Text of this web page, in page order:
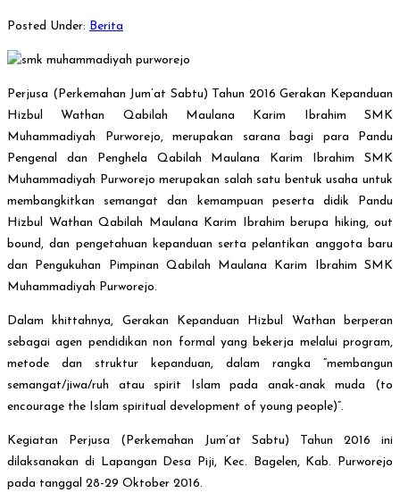
Posted Under: Berita
Perjusa (Perkemahan Jum’at Sabtu) Tahun 2016 Gerakan Kepanduan
Hizbul Wathan Qabilah Maulana Karim Ibrahim SMK
Muhammadiyah Purworejo, merupakan sarana bagi para Pandu
Pengenal dan Penghela Qabilah Maulana Karim Ibrahim SMK
Muhammadiyah Purworejo merupakan salah satu bentuk usaha untuk
membangkitkan semangat dan kemampuan peserta didik Pandu
Hizbul Wathan Qabilah Maulana Karim Ibrahim berupa hiking, out
bound, dan pengetahuan kepanduan serta pelantikan anggota baru
dan Pengukuhan Pimpinan Qabilah Maulana Karim Ibrahim SMK
Muhammadiyah Purworejo.
Dalam khittahnya, Gerakan Kepanduan Hizbul Wathan berperan
sebagai agen pendidikan non formal yang bekerja melalui program,
metode dan struktur kepanduan, dalam rangka “membangun
semangat/jiwa/ruh atau spirit Islam pada anak-anak muda (to
encourage the Islam spiritual development of young people)”.
Kegiatan Perjusa (Perkemahan Jum’at Sabtu) Tahun 2016 ini
dilaksanakan di Lapangan Desa Piji, Kec. Bagelen, Kab. Purworejo
pada tanggal 28-29 Oktober 2016.